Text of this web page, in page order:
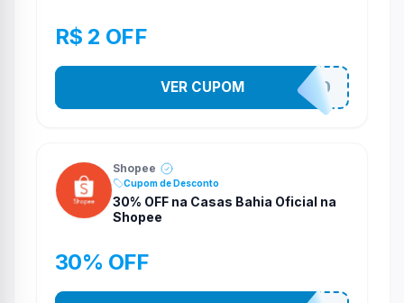
R$ 2 OFF
VNOXVHJFD
VER CUPOM
Shopee
Cupom de Desconto
30% OFF na Casas Bahia Oficial na
Shopee
30% OFF